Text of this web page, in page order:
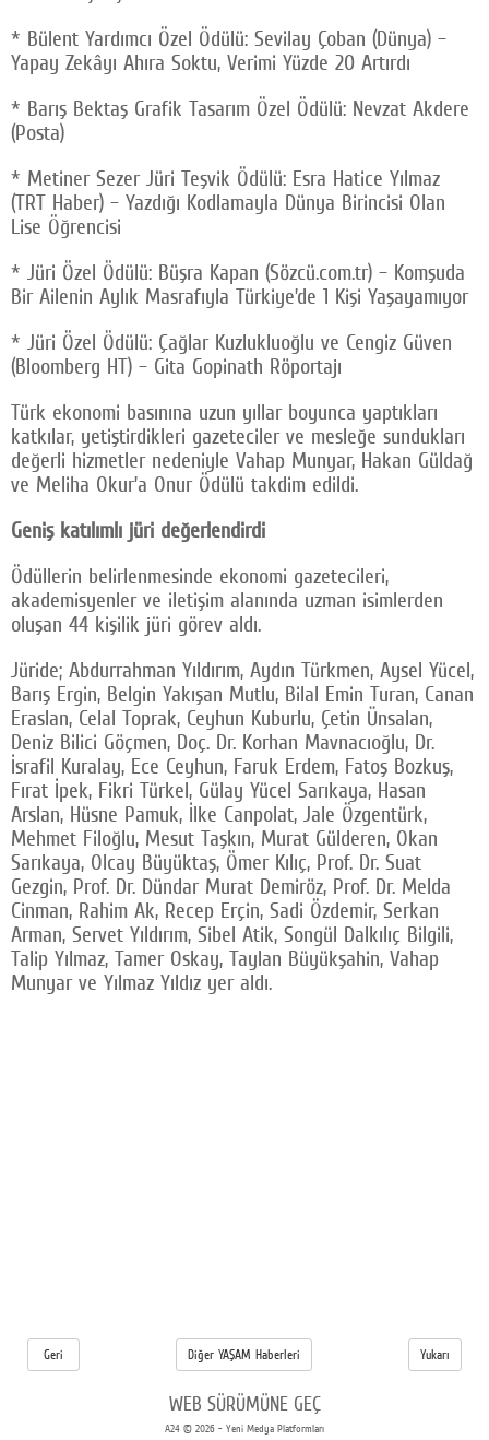
* Bülent Yardımcı Özel Ödülü: Sevilay Çoban (Dünya) –
Yapay Zekâyı Ahıra Soktu, Verimi Yüzde 20 Artırdı
* Barış Bektaş Grafik Tasarım Özel Ödülü: Nevzat Akdere
(Posta)
* Metiner Sezer Jüri Teşvik Ödülü: Esra Hatice Yılmaz
(TRT Haber) – Yazdığı Kodlamayla Dünya Birincisi Olan
Lise Öğrencisi
* Jüri Özel Ödülü: Büşra Kapan (Sözcü.com.tr) – Komşuda
Bir Ailenin Aylık Masrafıyla Türkiye’de 1 Kişi Yaşayamıyor
* Jüri Özel Ödülü: Çağlar Kuzlukluoğlu ve Cengiz Güven
(Bloomberg HT) – Gita Gopinath Röportajı
Türk ekonomi basınına uzun yıllar boyunca yaptıkları
katkılar, yetiştirdikleri gazeteciler ve mesleğe sundukları
değerli hizmetler nedeniyle Vahap Munyar, Hakan Güldağ
ve Meliha Okur’a Onur Ödülü takdim edildi.
Geniş katılımlı jüri değerlendirdi
Ödüllerin belirlenmesinde ekonomi gazetecileri,
akademisyenler ve iletişim alanında uzman isimlerden
oluşan 44 kişilik jüri görev aldı.
Jüride; Abdurrahman Yıldırım, Aydın Türkmen, Aysel Yücel,
Barış Ergin, Belgin Yakışan Mutlu, Bilal Emin Turan, Canan
Eraslan, Celal Toprak, Ceyhun Kuburlu, Çetin Ünsalan,
Deniz Bilici Göçmen, Doç. Dr. Korhan Mavnacıoğlu, Dr.
İsrafil Kuralay, Ece Ceyhun, Faruk Erdem, Fatoş Bozkuş,
Fırat İpek, Fikri Türkel, Gülay Yücel Sarıkaya, Hasan
Arslan, Hüsne Pamuk, İlke Canpolat, Jale Özgentürk,
Mehmet Filoğlu, Mesut Taşkın, Murat Gülderen, Okan
Sarıkaya, Olcay Büyüktaş, Ömer Kılıç, Prof. Dr. Suat
Gezgin, Prof. Dr. Dündar Murat Demiröz, Prof. Dr. Melda
Cinman, Rahim Ak, Recep Erçin, Sadi Özdemir, Serkan
Arman, Servet Yıldırım, Sibel Atik, Songül Dalkılıç Bilgili,
Talip Yılmaz, Tamer Oskay, Taylan Büyükşahin, Vahap
Munyar ve Yılmaz Yıldız yer aldı.
Geri Diğer YAŞAM Haberleri Yukarı
WEB SÜRÜMÜNE GEÇ
A24 © 2026 - Yeni Medya Platformları